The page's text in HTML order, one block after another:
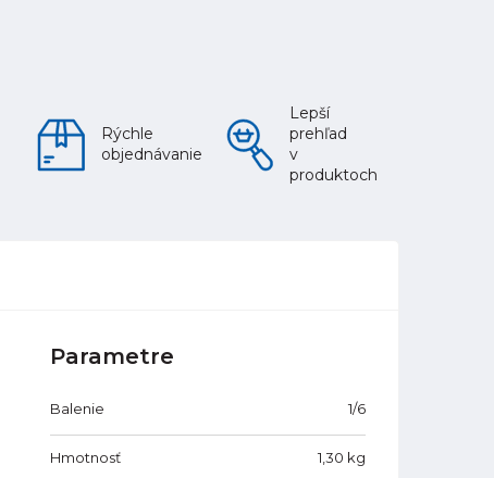
Rýchle
objednávanie
Lepší
prehľad
v
produktoch
Parametre
Balenie 1/6
Hmotnosť 1,30 kg